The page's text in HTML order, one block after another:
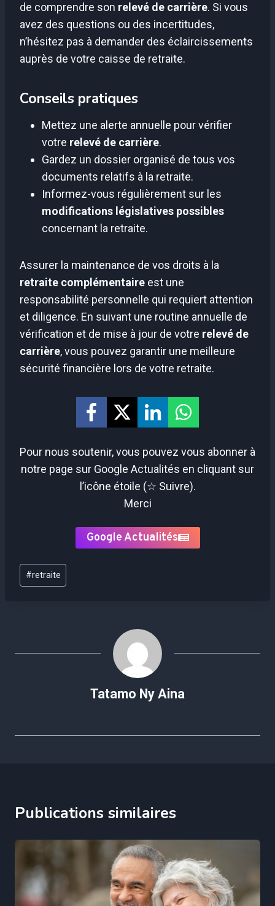
de comprendre son relevé de carrière. Si vous
avez des questions ou des incertitudes,
n’hésitez pas à demander des éclaircissements
auprès de votre caisse de retraite.
Conseils pratiques
Mettez une alerte annuelle pour vérifier
votre relevé de carrière.
Gardez un dossier organisé de tous vos
documents relatifs à la retraite.
Informez-vous régulièrement sur les
modifications législatives possibles
concernant la retraite.
Assurer la maintenance de vos droits à la
retraite complémentaire est une
responsabilité personnelle qui requiert attention
et diligence. En suivant une routine annuelle de
vérification et de mise à jour de votre relevé de
carrière, vous pouvez garantir une meilleure
sécurité financière lors de votre retraite.
Pour nous soutenir, vous pouvez vous abonner à
notre page sur Google Actualités en cliquant sur
l’icône étoile (☆ Suivre).
Merci
Google Actualités
Étiquettes
de
#retraite
Tatamo Ny Aina
Publications similaires